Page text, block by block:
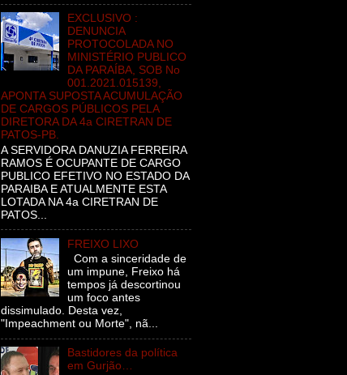
EXCLUSIVO :
DENUNCIA
PROTOCOLADA NO
MINISTÉRIO PUBLICO
DA PARAÍBA, SOB No
001.2021.015139,
APONTA SUPOSTA ACUMULAÇÃO
DE CARGOS PÚBLICOS PELA
DIRETORA DA 4a CIRETRAN DE
PATOS-PB.
A SERVIDORA DANUZIA FERREIRA
RAMOS É OCUPANTE DE CARGO
PUBLICO EFETIVO NO ESTADO DA
PARAIBA E ATUALMENTE ESTA
LOTADA NA 4a CIRETRAN DE
PATOS...
FREIXO LIXO
Com a sinceridade de
um impune, Freixo há
tempos já descortinou
um foco antes
dissimulado. Desta vez,
"Impeachment ou Morte", nã...
Bastidores da política
em Gurjão…